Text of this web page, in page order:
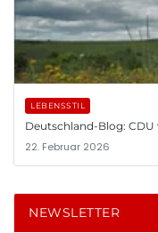
LEBENSSTIL
Deutschland-Blog:
22. Februar 2026
NEWSLETTER